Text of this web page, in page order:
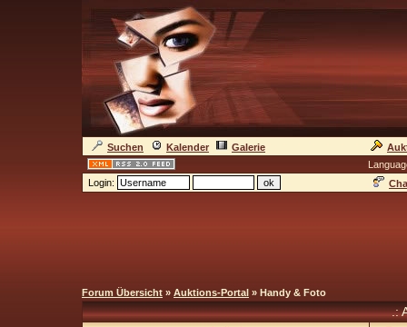
Suchen Kalender Galerie
Login:
Forum Übersicht » Auktions-Portal » Handy & Foto
.: